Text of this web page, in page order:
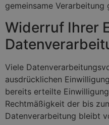
gemeinsame Verarbeitung
Widerruf Ihrer
Viele
ausdrücklichen
bereits erteilte
Rechtmäßigkeit der bis
Datenverarbeitung bleibt